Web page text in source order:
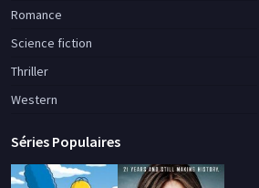
Romance
Science fiction
Thriller
Western
Séries Populaires